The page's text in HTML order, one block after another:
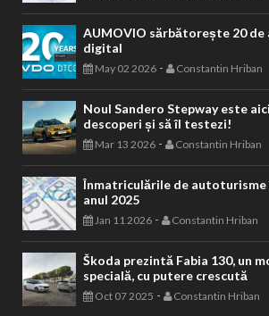
AUMOVIO sărbătorește 20 de
digital
May 02 2026 - Constantin Hriban
Noul Sandero Stepway este
descoperi și să îl testezi!
Mar 13 2026 - Constantin Hriban
Înmatriculările de autoturisme
anul 2025
Jan 11 2026 - Constantin Hriban
Škoda prezintă Fabia 130, un
specială, cu putere crescută
Oct 07 2025 - Constantin Hriban